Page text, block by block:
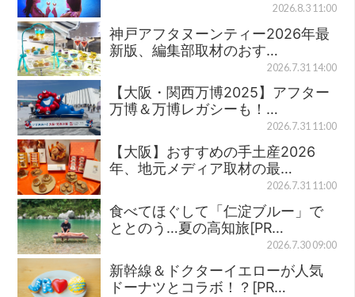
2026.8.3 11:00
神戸アフタヌーンティー2026年最
新版、編集部取材のおす…
2026.7.31 14:00
【大阪・関西万博2025】アフター
万博＆万博レガシーも！…
2026.7.31 11:00
【大阪】おすすめの手土産2026
年、地元メディア取材の最…
2026.7.31 11:00
食べてほぐして「仁淀ブルー」で
ととのう…夏の高知旅[PR…
2026.7.30 09:00
新幹線＆ドクターイエローが人気
ドーナツとコラボ！？[PR…